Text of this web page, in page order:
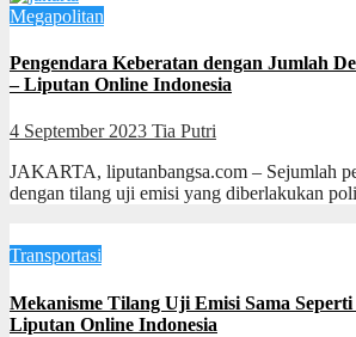
Megapolitan
Pengendara Keberatan dengan Jumlah
– Liputan Online Indonesia
4 September 2023 Tia Putri
JAKARTA, liputanbangsa.com – Sejumlah
dengan tilang uji emisi yang diberlakukan
Transportasi
Mekanisme Tilang Uji Emisi Sama
Liputan Online Indonesia